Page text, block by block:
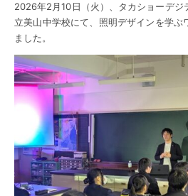
2026年2月10日（火）、タカショーデジ
立美山中学校にて、照明デザインを学ぶ
ました。